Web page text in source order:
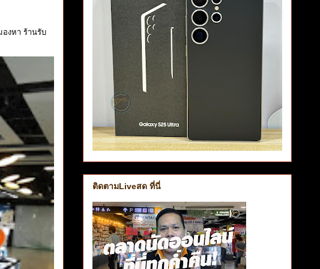
งหา ร้านรับ
ติดตามLiveสด ที่นี่